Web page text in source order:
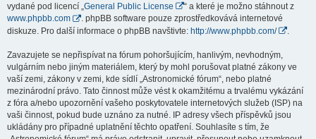
vydané pod licencí „General Public License
“ a které je možno stáhnout z
www.phpbb.com
. phpBB software pouze zprostředkovává internetové
diskuze. Pro další informace o phpBB navštivte: http://www.phpbb.com/
Zavazujete se nepřispívat na fórum pohoršujícím, hanlivým, nevhodným,
vulgárním nebo jiným materiálem, který by mohl porušovat platné zákony ve
vaší zemi, zákony v zemi, kde sídlí „Astronomické fórum“, nebo platné
mezinárodní právo. Tato činnost může vést k okamžitému a trvalému vykázání
z fóra a/nebo upozornění vašeho poskytovatele internetových služeb (ISP) na
vaši činnost, pokud bude uznáno za nutné. IP adresy všech příspěvků jsou
ukládány pro případné uplatnění těchto opatření. Souhlasíte s tím, že